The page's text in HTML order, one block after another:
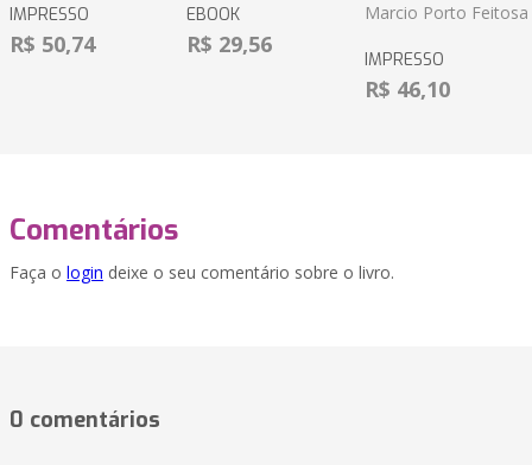
IMPRESSO
R$ 50,74
EBOOK
R$ 29,56
Marcio Porto Feitosa
IMPRESSO
R$ 46,10
Comentários
Faça o login deixe o seu comentário sobre o livro.
0 comentários